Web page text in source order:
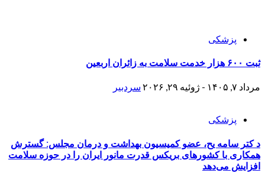
پزشکی
ثبت ۶۰۰ هزار خدمت سلامت به زائران اربعین
مرداد ۷, ۱۴۰۵ - ژوئیه ۲۹, ۲۰۲۶ سردبیر
پزشکی
د کتر سامه یح، عضو کمیسیون بهداشت و درمان مجلس: گسترش
همکاری با کشورهای بریکس قدرت مانور ایران را در حوزه سلامت
افزایش می‌دهد